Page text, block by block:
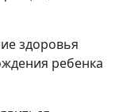
здоровья
ребенка